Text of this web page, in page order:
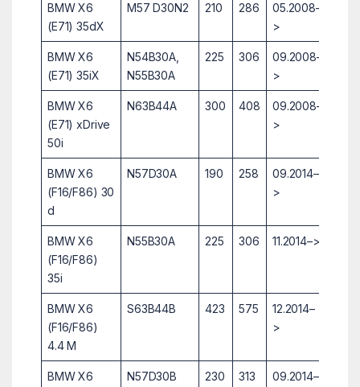
BMW X6
(E71) 35dX
M57 D30N2 210 286
05.2008–
>
BMW X6
(E71) 35iX
N54B30A,
N55B30A
225 306
09.2008–
>
BMW X6
(E71) xDrive
50i
N63B44A 300 408
09.2008–
>
BMW X6
(F16/F86) 30
d
N57D30A 190 258
09.2014–
>
BMW X6
(F16/F86)
35i
N55B30A 225 306 11.2014–>
BMW X6
(F16/F86)
4.4 M
S63B44B 423 575
12.2014–
>
BMW X6
N57D30B 230 313
09.2014–